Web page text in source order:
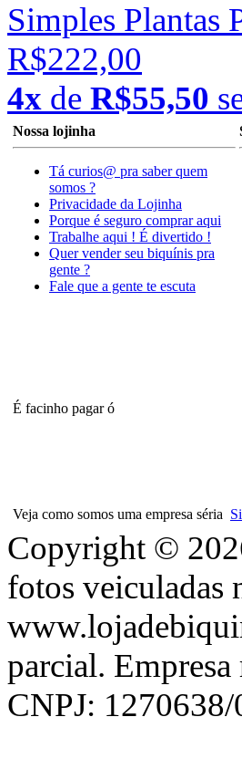
Simples Plantas
R$222,00
4x de R$55,50
Nossa lojinha
Tá curios@ pra saber quem
somos ?
Privacidade da Lojinha
Porque é seguro comprar aqui
Trabalhe aqui ! É divertido !
Quer vender seu biquínis pra
gente ?
Fale que a gente te escuta
É facinho pagar ó
Veja como somos uma empresa séria
Copyright ©
fotos veiculadas
parcial.
CNPJ: